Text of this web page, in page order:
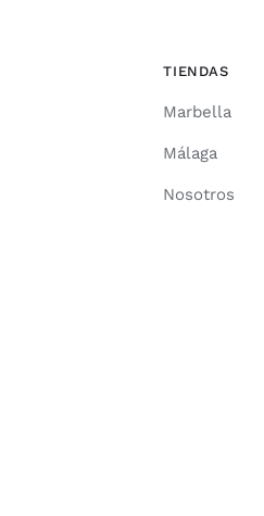
TIENDAS
Marbella
Málaga
Nosotros